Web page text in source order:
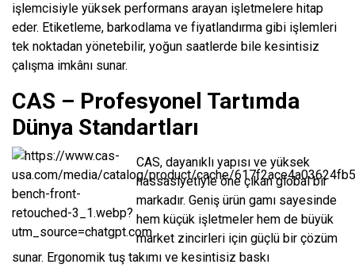
işlemcisiyle yüksek performans arayan işletmelere hitap
eder. Etiketleme, barkodlama ve fiyatlandırma gibi işlemleri
tek noktadan yönetebilir, yoğun saatlerde bile kesintisiz
çalışma imkânı sunar.
CAS – Profesyonel Tartımda
Dünya Standartları
CAS, dayanıklı yapısı ve yüksek
hassasiyetiyle öne çıkan global bir
markadır. Geniş ürün gamı sayesinde
hem küçük işletmeler hem de büyük
market zincirleri için güçlü bir çözüm
sunar. Ergonomik tuş takımı ve kesintisiz baskı